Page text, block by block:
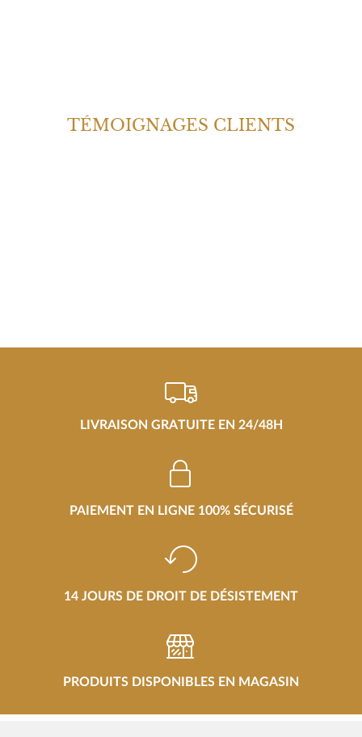
TÉMOIGNAGES CLIENTS
LIVRAISON GRATUITE EN 24/48H
PAIEMENT EN LIGNE 100% SÉCURISÉ
14 JOURS DE DROIT DE DÉSISTEMENT
PRODUITS DISPONIBLES EN MAGASIN